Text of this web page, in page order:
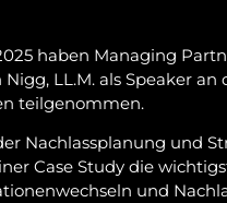
haben Managing
LL.M. als Speaker
teilgenommen.
Nachlassplanung und
Case Study die
und